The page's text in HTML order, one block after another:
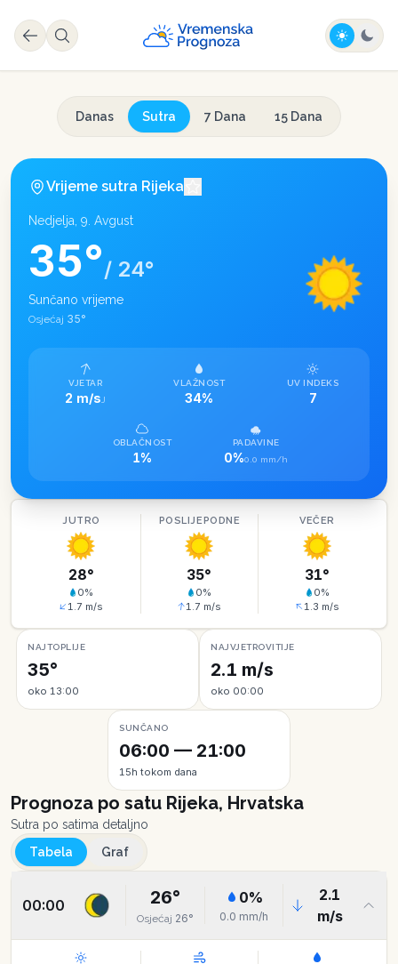
Danas Sutra 7 Dana 15 Dana
Vrijeme sutra Rijeka
Nedjelja, 9. Avgust
35°/ 24°
Sunčano vrijeme
Osjećaj 35°
VJETAR
2 m/s J
VLAŽNOST
34%
UV INDEKS
7
OBLAČNOST
1%
PADAVINE
0%0.0 mm/h
JUTRO
28°
0%
1.7 m/s
POSLIJEPODNE
35°
0%
1.7 m/s
VEČER
31°
0%
1.3 m/s
NAJTOPLIJE
35°
oko 13:00
NAJVJETROVITIJE
2.1 m/s
oko 00:00
SUNČANO
06:00 — 21:00
15h tokom dana
Prognoza po satu Rijeka, Hrvatska
Sutra po satima detaljno
Tabela
Graf
00:00 26°
Osjećaj 26°
0%
0.0 mm/h
2.1
m/s